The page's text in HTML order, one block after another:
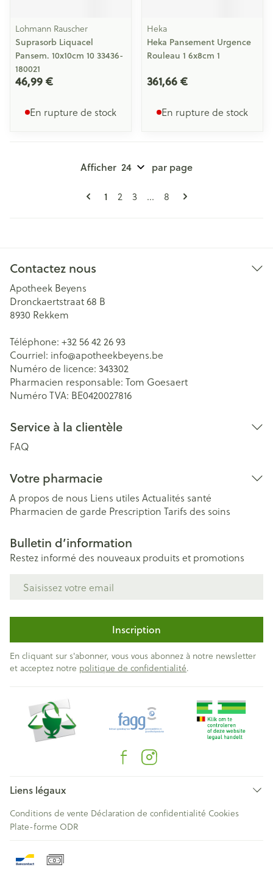
Lohmann Rauscher
Suprasorb Liquacel
Pansem. 10x10cm 10 33436-
180021
46,99 €
En rupture de stock
Heka
Heka Pansement Urgence
Rouleau 1 6x8cm 1
361,66 €
En rupture de stock
Pages
Vous lisez actuellement la page
1 Page
2 Page
3 ... Page
8
Afficher par page
Contactez nous
Apotheek Beyens
Dronckaertstraat 68 B
8930 Rekkem
Téléphone: +32 56 42 26 93
Courriel: info@apotheekbeyens.be
Numéro de licence: 343302
Pharmacien responsable: Tom Goesaert
Numéro TVA: BE0420027816
Service à la clientèle
FAQ
Votre pharmacie
A propos de nous Liens utiles Actualités santé
Pharmacien de garde Prescription Tarifs des soins
Bulletin d’information
Restez informé des nouveaux produits et promotions
Inscription
En cliquant sur s'abonner, vous vous abonnez à notre newsletter
et acceptez notre politique de confidentialité.
Liens légaux
Conditions de vente Déclaration de confidentialité Cookies
Plate-forme ODR